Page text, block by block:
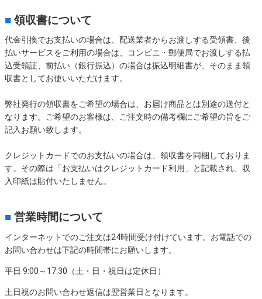
■ 領収書について
代金引換でお支払いの場合は、配送業者からお渡しする受領書、後
払いサービスをご利用の場合は、コンビニ・郵便局でお渡しする払
込受領証、前払い（銀行振込）の場合は振込明細書が、そのまま領
収書としてお使いいただけます。
弊社発行の領収書をご希望の場合は、お届け商品とは別途の送付と
なります。ご希望のお客様は、ご注文時の備考欄にご希望の旨をご
記入お願い致します。
クレジットカードでのお支払いの場合は、領収書を同梱しておりま
す。その際は「お支払いはクレジットカード利用」と記載され、収
入印紙は貼付いたしません。
■ 営業時間について
インターネットでのご注文は24時間受け付けています。お電話での
お問い合わせは下記の時間帯にお願いします。
平日 9:00～17:30（土・日・祝日は定休日）
土日祝のお問い合わせ返信は翌営業日となります。